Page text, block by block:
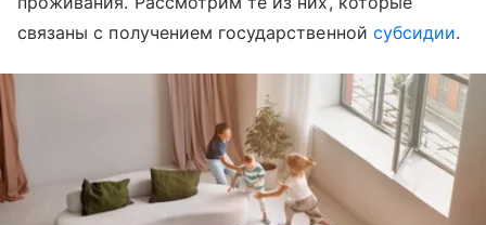
связаны с получением государственной субсидии.